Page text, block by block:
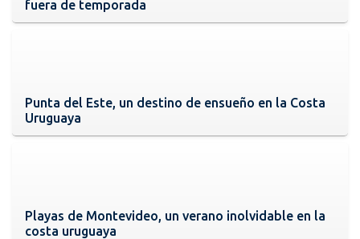
fuera de temporada
Punta del Este, un destino de ensueño en la Costa
Uruguaya
Playas de Montevideo, un verano inolvidable en la
costa uruguaya